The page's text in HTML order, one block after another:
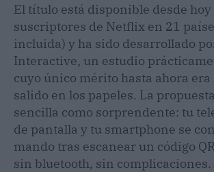
El título está disponible desde hoy
suscriptores de Netflix en 21
incluida) y ha sido desarrollado
Interactive, un estudio
cuyo único mérito hasta ahora
salido en los papeles. La
sencilla como sorprendente: tu
de pantalla y tu smartphone se
mando tras escanear un código
sin bluetooth, sin complicaciones.